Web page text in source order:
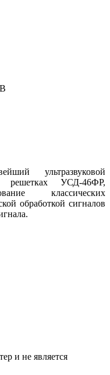
ультразвуковой
решетках УСД-46ФР,
классических
обработкой сигналов
и не является